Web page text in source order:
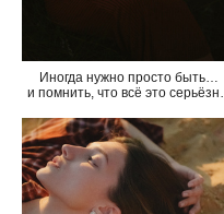
Иногда нужно просто быть…
и помнить, что всё это серьёзно,
но не слишком.